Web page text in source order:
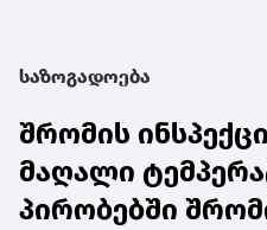
საზოგადოება
შრომის
მაღალი
პირობებში